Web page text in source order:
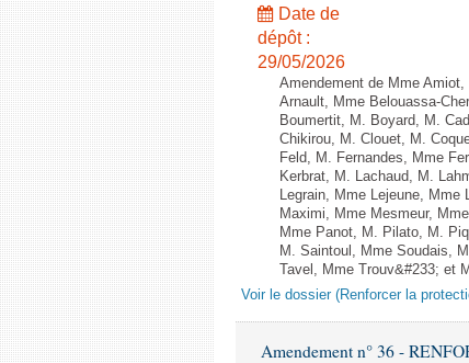
Date de
dépôt :
29/05/2026
Amendement de Mme
Arnault, Mme Belouassa-
Boumertit, M. Boyard, M.
Chikirou, M. Clouet, M.
Feld, M. Fernandes, Mme
Kerbrat, M. Lachaud, M.
Legrain, Mme Lejeune,
Maximi, Mme Mesmeur,
Mme Panot, M. Pilato, M.
M. Saintoul, Mme Soudais,
Tavel, Mme Trouv&#233; et
Voir le dossier (Renforcer la
Amendement n° 36 -